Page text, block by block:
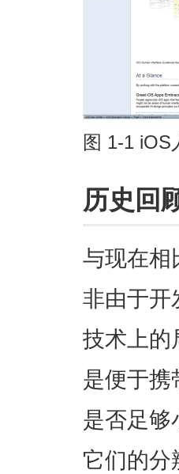
图 1-1 iOS
历史回
与现在相
非由于开
技术上的
是便于携
是否足够
它们的分